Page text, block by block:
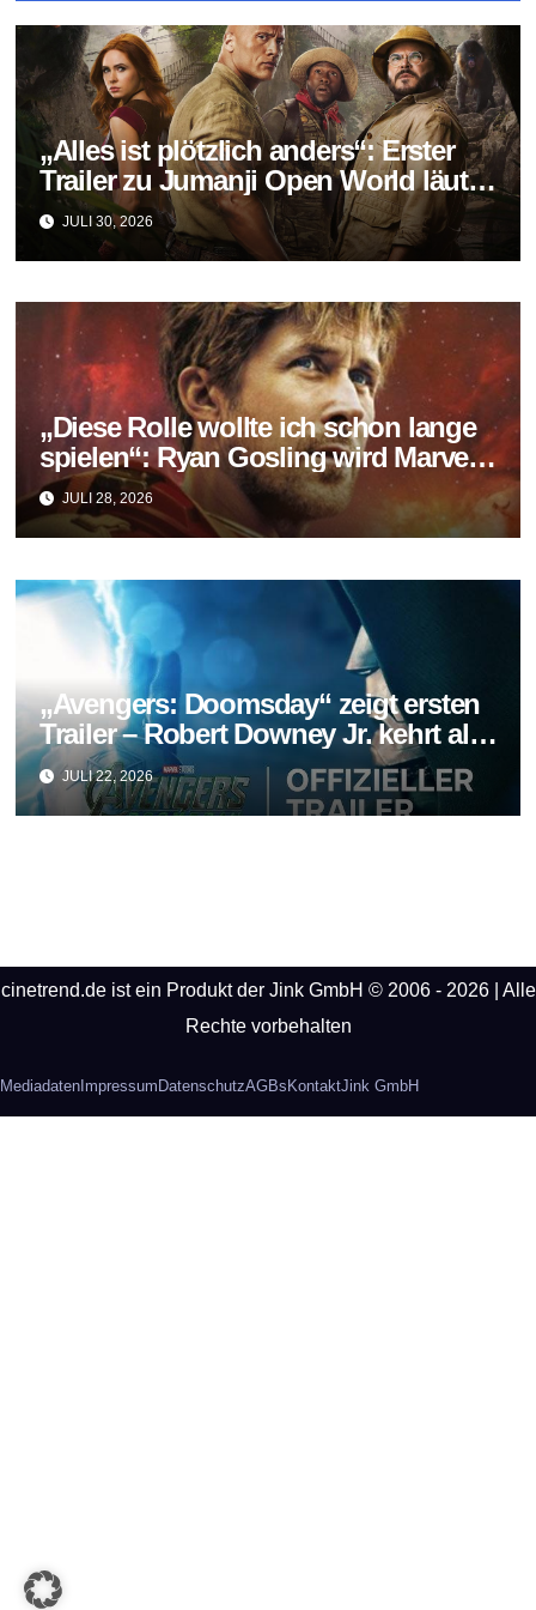
„Alles ist plötzlich anders“: Erster
Trailer zu Jumanji Open World läutet
das Finale der Reihe ein
JULI 30, 2026
„Diese Rolle wollte ich schon lange
spielen“: Ryan Gosling wird Marvels
neuer Ghost Rider
JULI 28, 2026
„Avengers: Doomsday“ zeigt ersten
Trailer – Robert Downey Jr. kehrt als
Doctor Doom zurück
JULI 22, 2026
cinetrend.de ist ein Produkt der Jink GmbH © 2006 - 2026 | Alle
Rechte vorbehalten
Mediadaten Impressum DatenschutzAGBs KontaktJink GmbH